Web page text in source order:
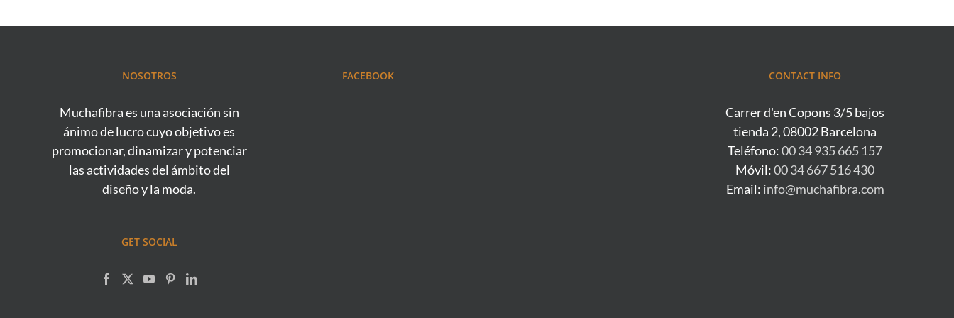
NOSOTROS
Muchafibra es una asociación sin
ánimo de lucro cuyo objetivo es
promocionar, dinamizar y potenciar
las actividades del ámbito del
diseño y la moda.
GET SOCIAL
FACEBOOK CONTACT INFO
Carrer d'en Copons 3/5 bajos
tienda 2, 08002 Barcelona
Teléfono:00 34 935 665 157
Móvil:00 34 667 516 430
Email: info@muchafibra.com